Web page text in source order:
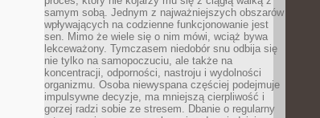
samym sobą. Jednym z najważniejszych obszarów
wpływających na codzienne funkcjonowanie jest
sen. Mimo że wiele się o nim mówi, wciąż bywa
lekceważony. Tymczasem niedobór snu odbija się
nie tylko na samopoczuciu, ale także na
koncentracji, odporności, nastroju i wydolności
organizmu. Osoba niewyspana częściej podejmuje
impulsywne decyzje, ma mniejszą cierpliwość i
gorzej radzi sobie ze stresem. Dbanie o regularny